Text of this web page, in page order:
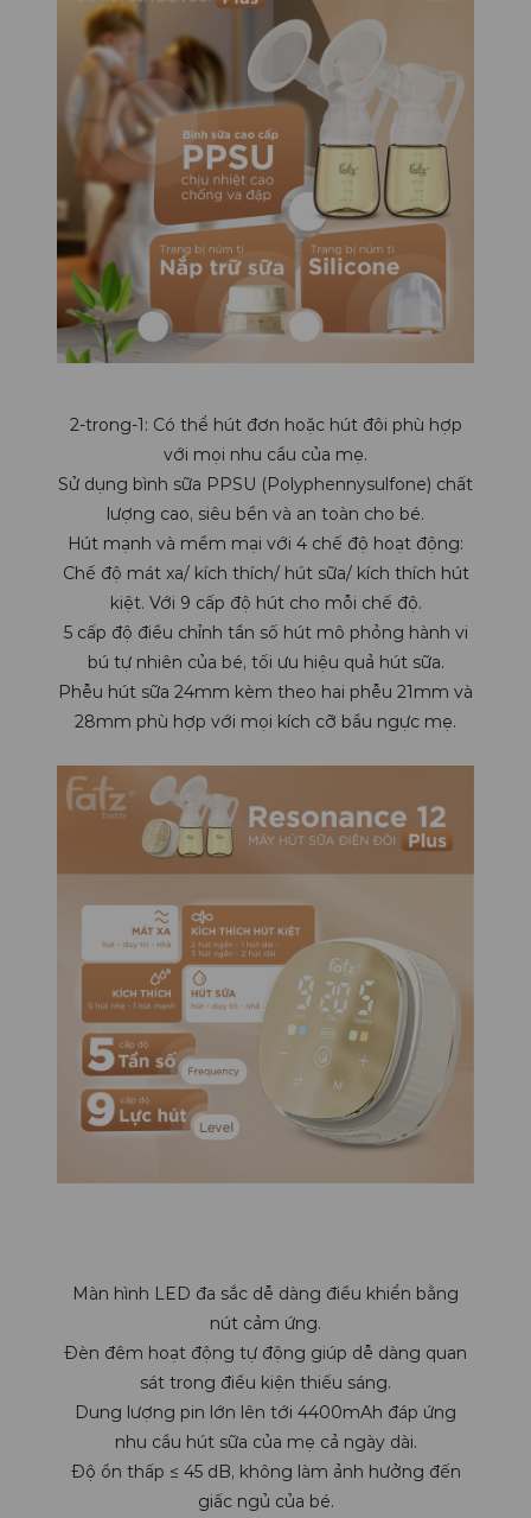
2-trong-1: Có thể hút đơn hoặc hút đôi phù hợp
với mọi nhu cầu của mẹ.
Sử dụng bình sữa PPSU (Polyphennysulfone) chất
lượng cao, siêu bền và an toàn cho bé.
Hút mạnh và mềm mại với 4 chế độ hoạt động:
Chế độ mát xa/ kích thích/ hút sữa/ kích thích hút
kiệt. Với 9 cấp độ hút cho mỗi chế độ.
5 cấp độ điều chỉnh tần số hút mô phỏng hành vi
bú tự nhiên của bé, tối ưu hiệu quả hút sữa.
Phễu hút sữa 24mm kèm theo hai phễu 21mm và
28mm phù hợp với mọi kích cỡ bầu ngực mẹ.
Màn hình LED đa sắc dễ dàng điều khiển bằng
nút cảm ứng.
Đèn đêm hoạt động tự động giúp dễ dàng quan
sát trong điều kiện thiếu sáng.
Dung lượng pin lớn lên tới 4400mAh đáp ứng
nhu cầu hút sữa của mẹ cả ngày dài.
Độ ồn thấp ≤ 45 dB, không làm ảnh hưởng đến
giấc ngủ của bé.